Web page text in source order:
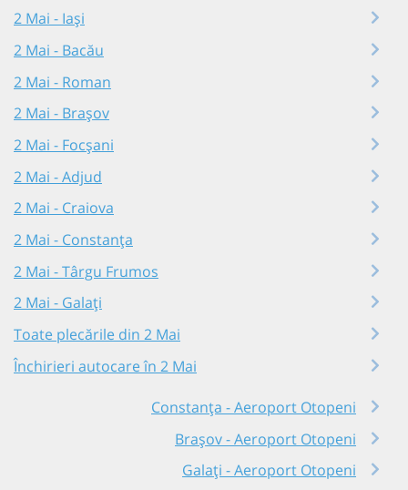
2 Mai - Iași
2 Mai - Bacău
2 Mai - Roman
2 Mai - Brașov
2 Mai - Focșani
2 Mai - Adjud
2 Mai - Craiova
2 Mai - Constanța
2 Mai - Târgu Frumos
2 Mai - Galați
Toate plecările din 2 Mai
Închirieri autocare în 2 Mai
Constanța - Aeroport Otopeni
Brașov - Aeroport Otopeni
Galați - Aeroport Otopeni